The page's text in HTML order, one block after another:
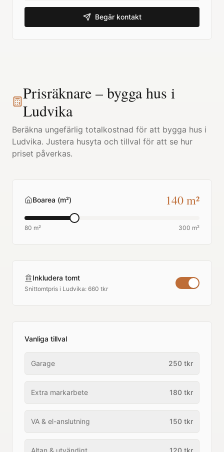
Begär kontakt
Prisräknare – bygga hus i
Ludvika
Beräkna ungefärlig totalkostnad för att bygga hus i
Ludvika. Justera husyta och tillval för att se hur
priset påverkas.
Boarea (m²) 140m²
80 m² 300 m²
Inkludera tomt
Snittomtpris i Ludvika: 660 tkr
Vanliga tillval
Garage 250 tkr
Extra markarbete 180 tkr
VA & el-anslutning 150 tkr
Altan & utvändigt 120 tkr